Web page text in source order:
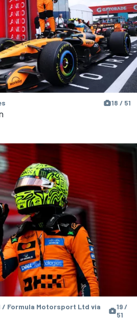
18 / 51
/ Formula Motorsport Ltd via
19 /
51